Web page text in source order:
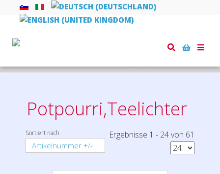
Toggle
Potpourri,Teelichter
Sortiert nach
Artikelnummer +/-
Ergebnisse 1 - 24 von 61